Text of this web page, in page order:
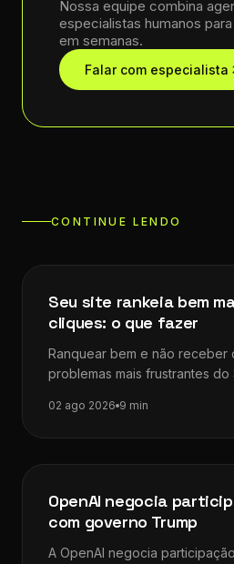
Nossa equipe combina
especialistas humanos
em semanas.
Falar com especialista
CONTINUE LENDO
Dicas de SEO
Seu site rankeia bem
cliques: o que fazer
Ranquear bem e não receber
problemas mais frustrantes do
02 ago 2026 9 min
Dicas de SEO
OpenAI negocia
com governo Trump
A OpenAI negocia